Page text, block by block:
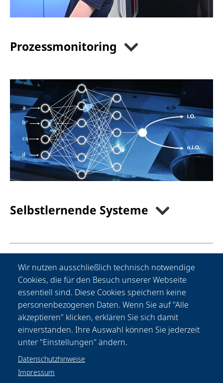
Prozessmonitoring
Selbstlernende Systeme
Zum
Kontakt
nach
oben
Wir nutzen ausschließlich technisch notwendige
Cookies, die für den Besuch unserer Webseite
essentiell sind. Diese Cookies speichern keine
personenbezogenen Daten. Wenn Sie auf "Alle
akzeptieren" klicken, erklären Sie sich damit
einverstanden. Ihre Auswahl können Sie jederzeit
unter "Einstellungen" ändern.
Datenschutzhinweise
Impressum